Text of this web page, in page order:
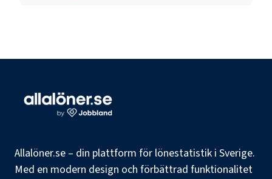
Allalöner.se – din plattform för lönestatistik i Sverige.
Med en modern design och förbättrad funktionalitet